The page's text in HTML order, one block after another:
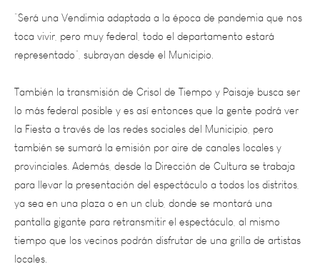
toca vivir, pero muy federal, todo el departamento estará
representado”, subrayan desde el Municipio.
También la transmisión de Crisol de Tiempo y Paisaje busca ser
lo más federal posible y es así entonces que la gente podrá ver
la Fiesta a través de las redes sociales del Municipio, pero
también se sumará la emisión por aire de canales locales y
provinciales. Además, desde la Dirección de Cultura se trabaja
para llevar la presentación del espectáculo a todos los distritos,
ya sea en una plaza o en un club, donde se montará una
pantalla gigante para retransmitir el espectáculo, al mismo
tiempo que los vecinos podrán disfrutar de una grilla de artistas
locales.